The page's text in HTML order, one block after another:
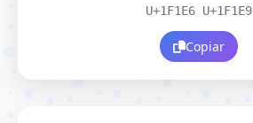
U+1F1E6 U+1F1E9
Copiar